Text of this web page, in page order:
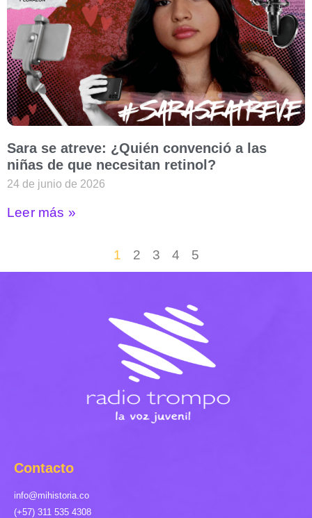
Sara se atreve: ¿Quién convenció a las
niñas de que necesitan retinol?
24 de junio de 2026
Leer más »
1 2 3 4 5
Contacto
info@mihistoria.co
(+57) 311 535 4308